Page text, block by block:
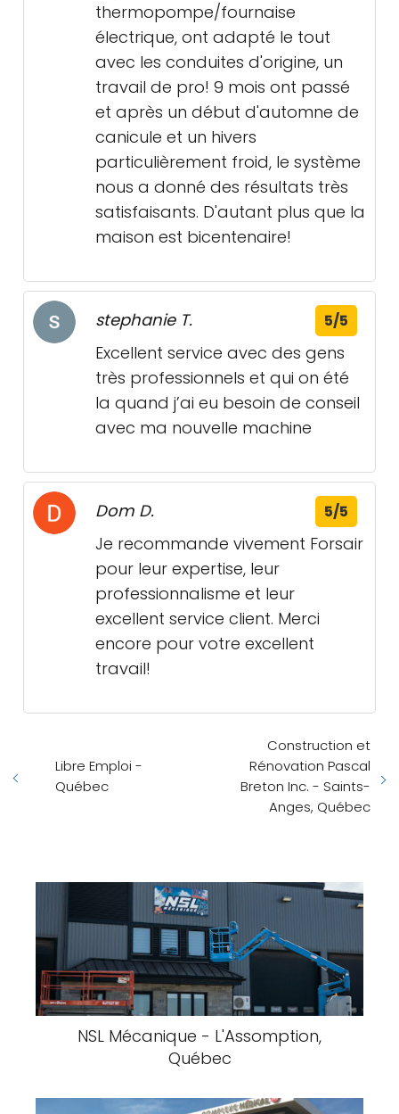
thermopompe/fournaise
électrique, ont adapté le tout
avec les conduites d'origine, un
travail de pro! 9 mois ont passé
et après un début d'automne de
canicule et un hivers
particulièrement froid, le système
nous a donné des résultats très
satisfaisants. D'autant plus que la
maison est bicentenaire!
stephanie T. 5/5
Excellent service avec des gens
très professionnels et qui on été
la quand j’ai eu besoin de conseil
avec ma nouvelle machine
Dom D. 5/5
Je recommande vivement Forsair
pour leur expertise, leur
professionnalisme et leur
excellent service client. Merci
encore pour votre excellent
travail!
Libre Emploi -
Québec
Construction et
Rénovation Pascal
Breton Inc. - Saints-
Anges, Québec
NSL Mécanique - L'Assomption,
Québec